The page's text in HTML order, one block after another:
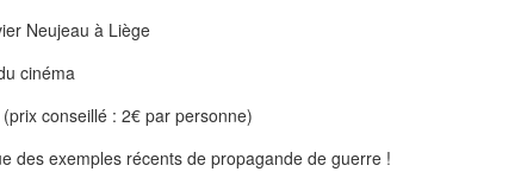
Neujeau à Liège
cinéma
conseillé : 2€ par personne)
des exemples récents de propagande de guerre !